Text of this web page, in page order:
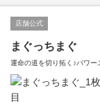
店舗公式
まぐっちまぐ
運命の道を切り拓く♪パワ